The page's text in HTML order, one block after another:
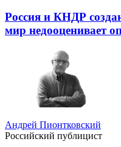
Россия и КНДР
мир недооценивает
Андрей Пионтковский
Российский публицист